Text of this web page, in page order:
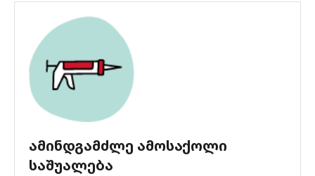
ᲐᲛᲘᲜᲓᲒᲐᲛᲫᲚᲔ ᲐᲛᲝᲡᲐᲥᲝᲚᲘ
ᲡᲐᲨᲣᲐᲚᲔᲑᲐ